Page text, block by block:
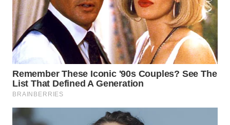
WN
BINJAI
WN
CIREBON
WN
INDRAMAYU